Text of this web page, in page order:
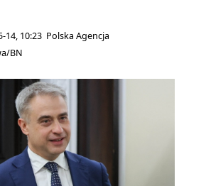
14, 10:23 Polska Agencja
BN